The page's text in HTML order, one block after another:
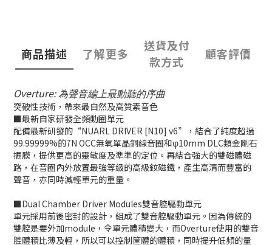
商品描述 了解更多
送貨及付
款方式
顧客評價
Overture:為聲音編上最動聽的序曲
突破性技術，帶來最自然及高質素音色
■最新自家研發全頻動圈單元
配備最新研發的“NUARL DRIVER [N10] v6”，結合了純度超過
99.99999%的7N OCC無氧單晶銅線音圈和φ10mm DLC類金剛石
振膜，提供更高的靈敏度及準準的定位。再結合強大的雙磁體磁
路，在音圈內外放置最強等級的高級釹磁鐵，產生高清而豐富的
聲音，亦同時減輕單元的重量。
■Dual Chamber Driver Modules雙音腔驅動單元
單元採用前後密封的設計，組成了雙音腔驅動單元。因為傳統的
雙腔是要外加module，令單元體積變大，而Overture使用的雙音
腔體積比薄及輕，所以可以控制筐體的體積，同時提升低頻的量